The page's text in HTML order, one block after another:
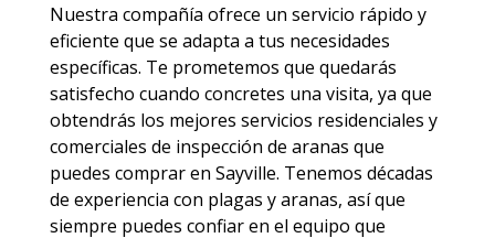
Nuestra compañía ofrece un servicio rápido y
eficiente que se adapta a tus necesidades
específicas. Te prometemos que quedarás
satisfecho cuando concretes una visita, ya que
obtendrás los mejores servicios residenciales y
comerciales de inspección de aranas que
puedes comprar en Sayville. Tenemos décadas
de experiencia con plagas y aranas, así que
siempre puedes confiar en el equipo que